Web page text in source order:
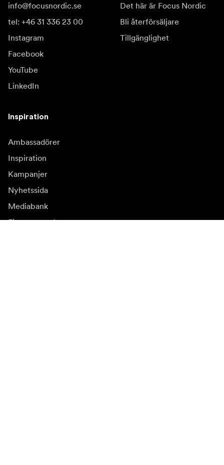
info@focusnordic.se
tel: +46 31 336 23 00
Instagram
Facebook
YouTube
LinkedIn
Det här är Focus Nordic
Bli återförsäljare
Tillgänglighet
Inspiration
Ambassadörer
Inspiration
Kampanjer
Nyhetssida
Mediabank
Firmware och